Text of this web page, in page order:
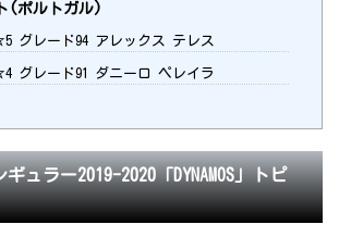
(ポルトガル)
グレード94 アレックス テレス
グレード91 ダニーロ ペレイラ
ュラー2019-2020「DYNAMOS」トピ